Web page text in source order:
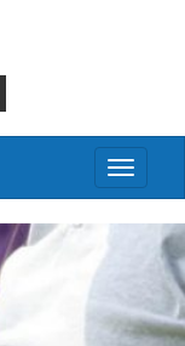
Activar/
menú